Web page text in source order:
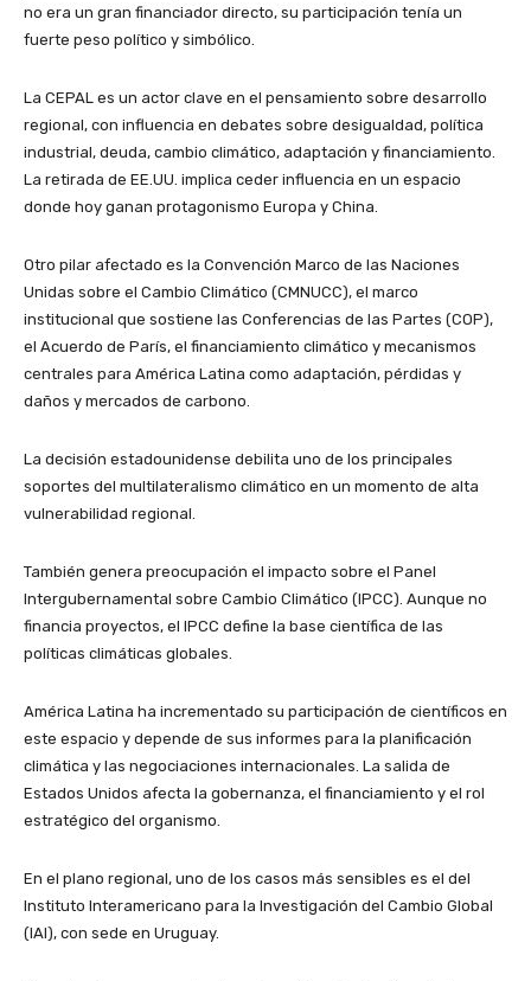
no era un gran financiador directo, su participación tenía un
fuerte peso político y simbólico.
La CEPAL es un actor clave en el pensamiento sobre desarrollo
regional, con influencia en debates sobre desigualdad, política
industrial, deuda, cambio climático, adaptación y financiamiento.
La retirada de EE.UU. implica ceder influencia en un espacio
donde hoy ganan protagonismo Europa y China.
Otro pilar afectado es la Convención Marco de las Naciones
Unidas sobre el Cambio Climático (CMNUCC), el marco
institucional que sostiene las Conferencias de las Partes (COP),
el Acuerdo de París, el financiamiento climático y mecanismos
centrales para América Latina como adaptación, pérdidas y
daños y mercados de carbono.
La decisión estadounidense debilita uno de los principales
soportes del multilateralismo climático en un momento de alta
vulnerabilidad regional.
También genera preocupación el impacto sobre el Panel
Intergubernamental sobre Cambio Climático (IPCC). Aunque no
financia proyectos, el IPCC define la base científica de las
políticas climáticas globales.
América Latina ha incrementado su participación de científicos en
este espacio y depende de sus informes para la planificación
climática y las negociaciones internacionales. La salida de
Estados Unidos afecta la gobernanza, el financiamiento y el rol
estratégico del organismo.
En el plano regional, uno de los casos más sensibles es el del
Instituto Interamericano para la Investigación del Cambio Global
(IAI), con sede en Uruguay.